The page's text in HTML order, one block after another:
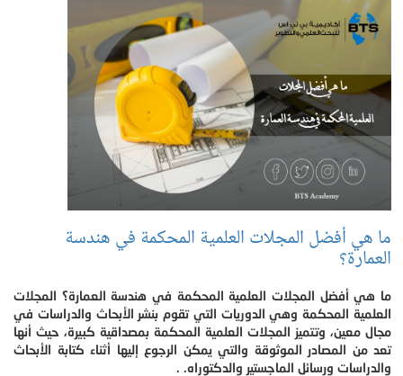
ما هي أفضل المجلات العلمية المحكمة في هندسة
العمارة؟
ما هي أفضل المجلات العلمية المحكمة في هندسة العمارة؟ المجلات
العلمية المحكمة وهي الدوريات التي تقوم بنشر الأبحاث والدراسات في
مجال معين، وتتميز المجلات العلمية المحكمة بمصداقية كبيرة، حيث أنها
تعد من المصادر الموثوقة والتي يمكن الرجوع إليها أثناء كتابة الأبحاث
والدراسات ورسائل الماجستير والدكتوراه. .